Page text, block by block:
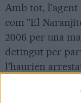
Amb tot, l'agent
com "El
2006 per una
detingut per
l'haurien